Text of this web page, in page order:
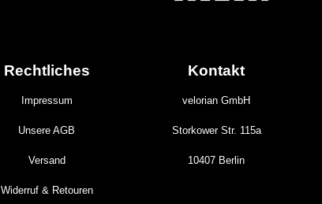
Rechtliches
Impressum
Unsere AGB
Versand
Widerruf & Retouren
Kontakt
velorian GmbH
Storkower Str. 115a
10407 Berlin